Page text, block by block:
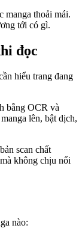
manga thoải mái.
tới có gì.
đọc
hiểu trang đang
bằng OCR và
lên, bật dịch,
scan chất
không chịu nổi
nào: